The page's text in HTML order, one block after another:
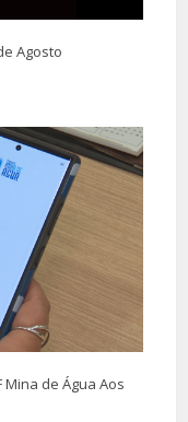
Agosto
de Água Aos